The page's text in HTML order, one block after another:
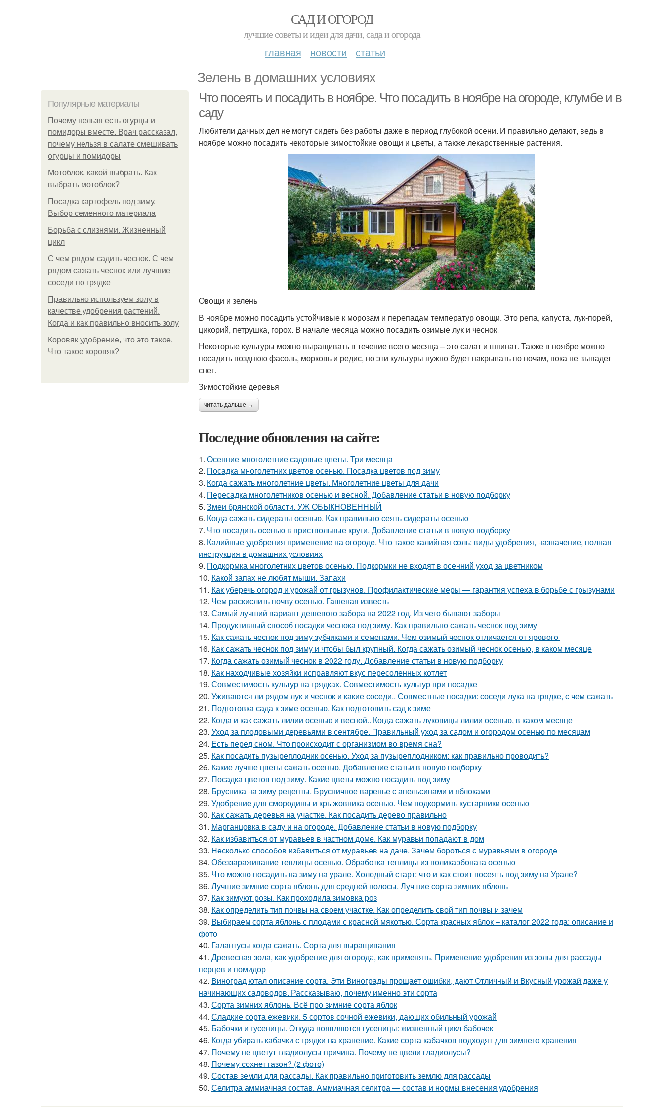
САД И ОГОРОД
лучшие советы и идеи для дачи, сада и огорода
главная новости статьи
Зелень в домашних условиях
Популярные материалы
Почему нельзя есть огурцы и
помидоры вместе. Врач рассказал,
почему нельзя в салате смешивать
огурцы и помидоры
Мотоблок, какой выбрать. Как
выбрать мотоблок?
Посадка картофель под зиму.
Выбор семенного материала
Борьба с слизнями. Жизненный
цикл
С чем рядом садить чеснок. С чем
рядом сажать чеснок или лучшие
соседи по грядке
Правильно используем золу в
качестве удобрения растений.
Когда и как правильно вносить золу
Коровяк удобрение, что это такое.
Что такое коровяк?
Что посеять и посадить в ноябре. Что посадить в ноябре на огороде, клумбе и в
саду
Любители дачных дел не могут сидеть без работы даже в период глубокой осени. И правильно делают, ведь в
ноябре можно посадить некоторые зимостойкие овощи и цветы, а также лекарственные растения.
Овощи и зелень
В ноябре можно посадить устойчивые к морозам и перепадам температур овощи. Это репа, капуста, лук-порей,
цикорий, петрушка, горох. В начале месяца можно посадить озимые лук и чеснок.
Некоторые культуры можно выращивать в течение всего месяца – это салат и шпинат. Также в ноябре можно
посадить позднюю фасоль, морковь и редис, но эти культуры нужно будет накрывать по ночам, пока не выпадет
снег.
Зимостойкие деревья
читать дальше →
Последние обновления на сайте:
1. Осенние многолетние садовые цветы. Три месяца
2. Посадка многолетних цветов осенью. Посадка цветов под зиму
3. Когда сажать многолетние цветы. Многолетние цветы для дачи
4. Пересадка многолетников осенью и весной. Добавление статьи в новую подборку
5. Змеи брянской области. УЖ ОБЫКНОВЕННЫЙ
6. Когда сажать сидераты осенью. Как правильно сеять сидераты осенью
7. Что посадить осенью в приствольные круги. Добавление статьи в новую подборку
8. Калийные удобрения применение на огороде. Что такое калийная соль: виды удобрения, назначение, полная
инструкция в домашних условиях
9. Подкормка многолетних цветов осенью. Подкормки не входят в осенний уход за цветником
10. Какой запах не любят мыши. Запахи
11. Как уберечь огород и урожай от грызунов. Профилактические меры — гарантия успеха в борьбе с грызунами
12. Чем раскислить почву осенью. Гашеная известь
13. Самый лучший вариант дешевого забора на 2022 год. Из чего бывают заборы
14. Продуктивный способ посадки чеснока под зиму. Как правильно сажать чеснок под зиму
15. Как сажать чеснок под зиму зубчиками и семенами. Чем озимый чеснок отличается от ярового
16. Как сажать чеснок под зиму и чтобы был крупный. Когда сажать озимый чеснок осенью, в каком месяце
17. Когда сажать озимый чеснок в 2022 году. Добавление статьи в новую подборку
18. Как находчивые хозяйки исправляют вкус пересоленных котлет
19. Совместимость культур на грядках. Совместимость культур при посадке
20. Уживаются ли рядом лук и чеснок и какие соседи.. Совместные посадки: соседи лука на грядке, с чем сажать
21. Подготовка сада к зиме осенью. Как подготовить сад к зиме
22. Когда и как сажать лилии осенью и весной.. Когда сажать луковицы лилии осенью, в каком месяце
23. Уход за плодовыми деревьями в сентябре. Правильный уход за садом и огородом осенью по месяцам
24. Есть перед сном. Что происходит с организмом во время сна?
25. Как посадить пузыреплодник осенью. Уход за пузыреплодником: как правильно проводить?
26. Какие лучше цветы сажать осенью. Добавление статьи в новую подборку
27. Посадка цветов под зиму. Какие цветы можно посадить под зиму
28. Брусника на зиму рецепты. Брусничное варенье с апельсинами и яблоками
29. Удобрение для смородины и крыжовника осенью. Чем подкормить кустарники осенью
30. Как сажать деревья на участке. Как посадить дерево правильно
31. Марганцовка в саду и на огороде. Добавление статьи в новую подборку
32. Как избавиться от муравьев в частном доме. Как муравьи попадают в дом
33. Несколько способов избавиться от муравьев на даче. Зачем бороться с муравьями в огороде
34. Обеззараживание теплицы осенью. Обработка теплицы из поликарбоната осенью
35. Что можно посадить на зиму на урале. Холодный старт: что и как стоит посеять под зиму на Урале?
36. Лучшие зимние сорта яблонь для средней полосы. Лучшие сорта зимних яблонь
37. Как зимуют розы. Как проходила зимовка роз
38. Как определить тип почвы на своем участке. Как определить свой тип почвы и зачем
39. Выбираем сорта яблонь с плодами с красной мякотью. Сорта красных яблок – каталог 2022 года: описание и
фото
40. Галантусы когда сажать. Сорта для выращивания
41. Древесная зола, как удобрение для огорода, как применять. Применение удобрения из золы для рассады
перцев и помидор
42. Виноград ютал описание сорта. Эти Винограды прощает ошибки, дают Отличный и Вкусный урожай даже у
начинающих садоводов. Рассказываю, почему именно эти сорта
43. Сорта зимних яблонь. Всё про зимние сорта яблок
44. Сладкие сорта ежевики. 5 сортов сочной ежевики, дающих обильный урожай
45. Бабочки и гусеницы. Откуда появляются гусеницы: жизненный цикл бабочек
46. Когда убирать кабачки с грядки на хранение. Какие сорта кабачков подходят для зимнего хранения
47. Почему не цветут гладиолусы причина. Почему не цвели гладиолусы?
48. Почему сохнет газон? (2 фото)
49. Состав земли для рассады. Как правильно приготовить землю для рассады
50. Селитра аммиачная состав. Аммиачная селитра — состав и нормы внесения удобрения